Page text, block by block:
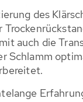
des
auch die
Schlamm